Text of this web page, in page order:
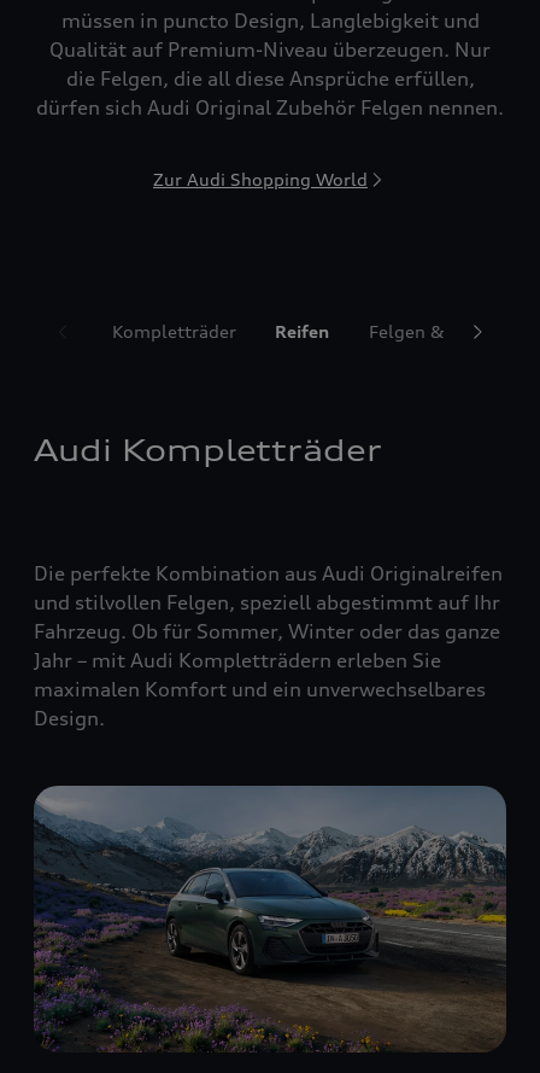
müssen in puncto Design, Langlebigkeit und
Qualität auf Premium-Niveau überzeugen. Nur
die Felgen, die all diese Ansprüche erfüllen,
dürfen sich Audi Original Zubehör Felgen nennen.
Zur Audi Shopping World
Kompletträder Reifen Felgen &
Audi Kompletträder
Die perfekte Kombination aus Audi Originalreifen
und stilvollen Felgen, speziell abgestimmt auf Ihr
Fahrzeug. Ob für Sommer, Winter oder das ganze
Jahr – mit Audi Kompletträdern erleben Sie
maximalen Komfort und ein unverwechselbares
Design.